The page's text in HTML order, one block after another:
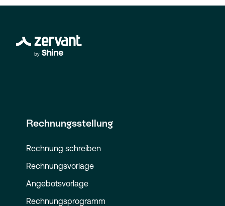
Rechnungsstellung
Rechnung schreiben
Rechnungsvorlage
Angebotsvorlage
Rechnungsprogramm